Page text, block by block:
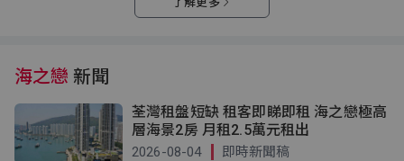
海之戀 新聞
荃灣租盤短缺 租客即睇即租 海之戀極高
層海景2房 月租2.5萬元租出
2026-08-04 即時新聞稿